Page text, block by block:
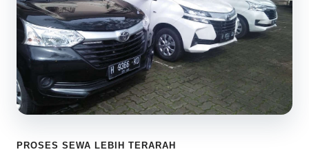
PROSES SEWA LEBIH TERARAH